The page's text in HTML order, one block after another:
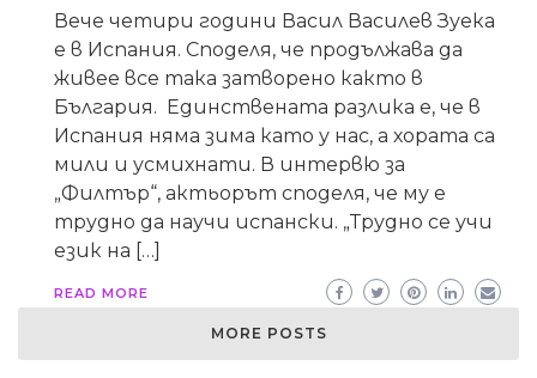
Вече четири години Васил Василев Зуека
е в Испания. Споделя, че продължава да
живее все така затворено както в
България. Единствената разлика е, че в
Испания няма зима като у нас, а хората са
мили и усмихнати. В интервю за
„Филтър“, актьорът споделя, че му е
трудно да научи испански. „Трудно се учи
език на […]
READ MORE
MORE POSTS